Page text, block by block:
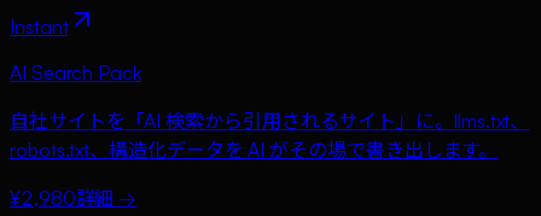
Instant
AI Search Pack
自社サイトを「AI 検索から引用されるサイト」に。llms.txt、
robots.txt、構造化データを AI がその場で書き出します。
¥2,980詳細 →